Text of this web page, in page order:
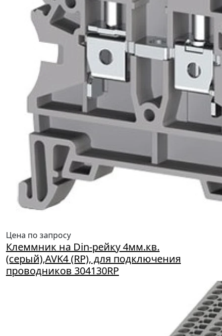
Цена по запросу
Клеммник на Din-рейку 4мм.кв.
(серый),AVK4 (RP), для подключения
проводников 304130RP